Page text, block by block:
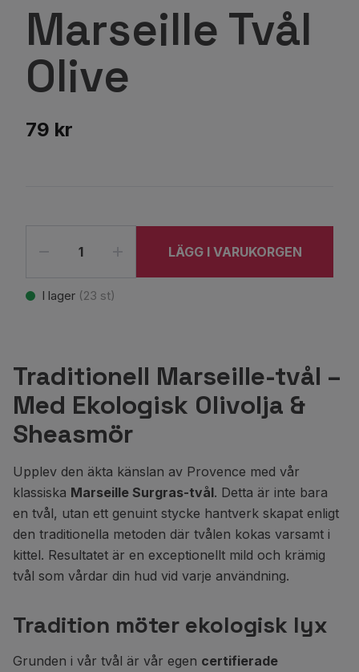
Marseille Tvål
Olive
79 kr
LÄGG I VARUKORGEN
I lager (23 st)
Traditionell Marseille-tvål –
Med Ekologisk Olivolja &
Sheasmör
Upplev den äkta känslan av Provence med vår
klassiska Marseille Surgras-tvål. Detta är inte bara
en tvål, utan ett genuint stycke hantverk skapat enligt
den traditionella metoden där tvålen kokas varsamt i
kittel. Resultatet är en exceptionellt mild och krämig
tvål som vårdar din hud vid varje användning.
Tradition möter ekologisk lyx
Grunden i vår tvål är vår egen certifierade